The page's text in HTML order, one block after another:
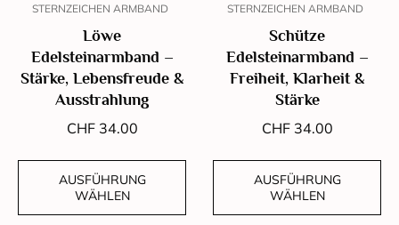
STERNZEICHEN ARMBAND
Löwe
Edelsteinarmband –
Stärke, Lebensfreude &
Ausstrahlung
CHF34.00
AUSFÜHRUNG
WÄHLEN
STERNZEICHEN ARMBAND
Schütze
Edelsteinarmband –
Freiheit, Klarheit &
Stärke
CHF34.00
AUSFÜHRUNG
WÄHLEN